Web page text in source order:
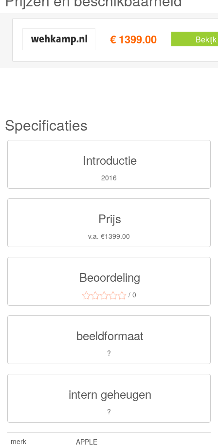
€ 1399.00
Specificaties
Introductie
2016
Prijs
v.a. €1399.00
Beoordeling
/ 0
beeldformaat
?
intern geheugen
?
merk
APPLE